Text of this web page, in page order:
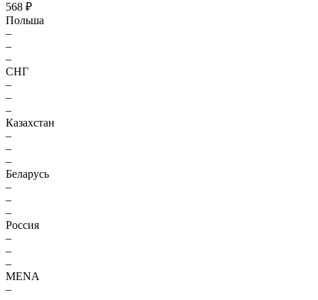
568 ₽
Польша
–
–
–
СНГ
–
–
–
Казахстан
–
–
–
Беларусь
–
–
–
Россия
–
–
–
MENA
–